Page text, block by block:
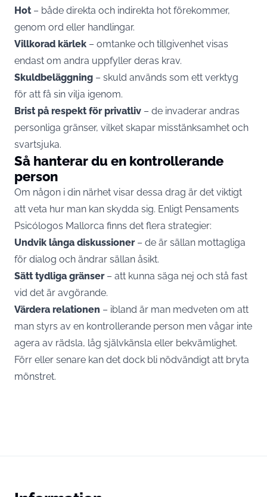
Hot – både direkta och indirekta hot förekommer,
genom ord eller handlingar.
Villkorad kärlek – omtanke och tillgivenhet visas
endast om andra uppfyller deras krav.
Skuldbeläggning – skuld används som ett verktyg
för att få sin vilja igenom.
Brist på respekt för privatliv – de invaderar andras
personliga gränser, vilket skapar misstänksamhet och
svartsjuka.
Så hanterar du en kontrollerande
person
Om någon i din närhet visar dessa drag är det viktigt
att veta hur man kan skydda sig. Enligt Pensaments
Psicólogos Mallorca finns det flera strategier:
Undvik långa diskussioner– de är sällan mottagliga
för dialog och ändrar sällan åsikt.
Sätt tydliga gränser– att kunna säga nej och stå fast
vid det är avgörande.
Värdera relationen – ibland är man medveten om att
man styrs av en kontrollerande person men vågar inte
agera av rädsla, låg självkänsla eller bekvämlighet.
Förr eller senare kan det dock bli nödvändigt att bryta
mönstret.